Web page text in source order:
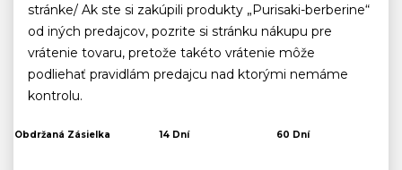
stránke/ Ak ste si zakúpili produkty „Purisaki-berberine“
od iných predajcov, pozrite si stránku nákupu pre
vrátenie tovaru, pretože takéto vrátenie môže
podliehať pravidlám predajcu nad ktorými nemáme
kontrolu.
Obdržaná Zásielka 14 Dní 60 Dní